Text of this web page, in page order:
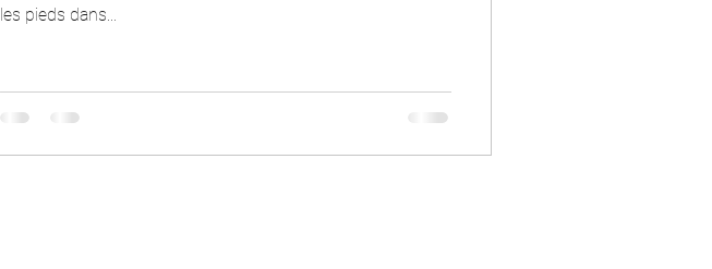
les pieds dans...